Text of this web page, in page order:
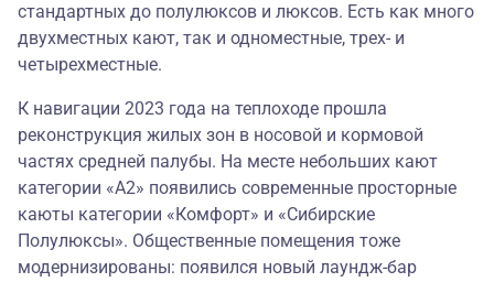
стандартных до полулюксов и люксов. Есть как много
двухместных кают, так и одноместные, трех- и
четырехместные.
К навигации 2023 года на теплоходе прошла
реконструкция жилых зон в носовой и кормовой
частях средней палубы. На месте небольших кают
категории «А2» появились современные просторные
каюты категории «Комфорт» и «Сибирские
Полулюксы». Общественные помещения тоже
модернизированы: появился новый лаундж-бар